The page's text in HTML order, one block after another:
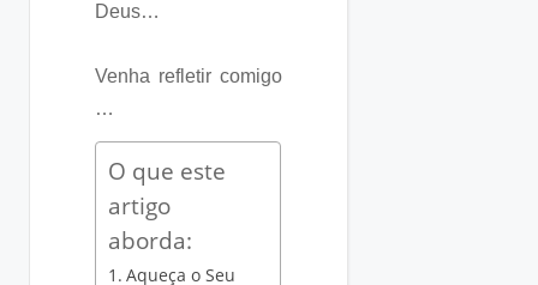
Deus…
Venha refletir comigo
…
O que este
artigo
aborda:
Aqueça o Seu